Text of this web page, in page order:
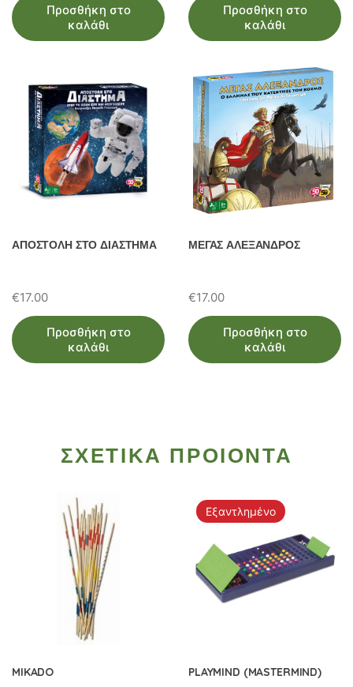
Προσθήκη στο
καλάθι
Προσθήκη στο
καλάθι
ΑΠΟΣΤΟΛΗ ΣΤΟ ΔΙΑΣΤΗΜΑ
€17.00
Προσθήκη στο
καλάθι
ΜΕΓΑΣ ΑΛΕΞΑΝΔΡΟΣ
€17.00
Προσθήκη στο
καλάθι
ΣΧΕΤΙΚΑ ΠΡΟΙΟΝΤΑ
MIKADO
Εξαντλημένο
PLAYMIND (MASTERMIND)